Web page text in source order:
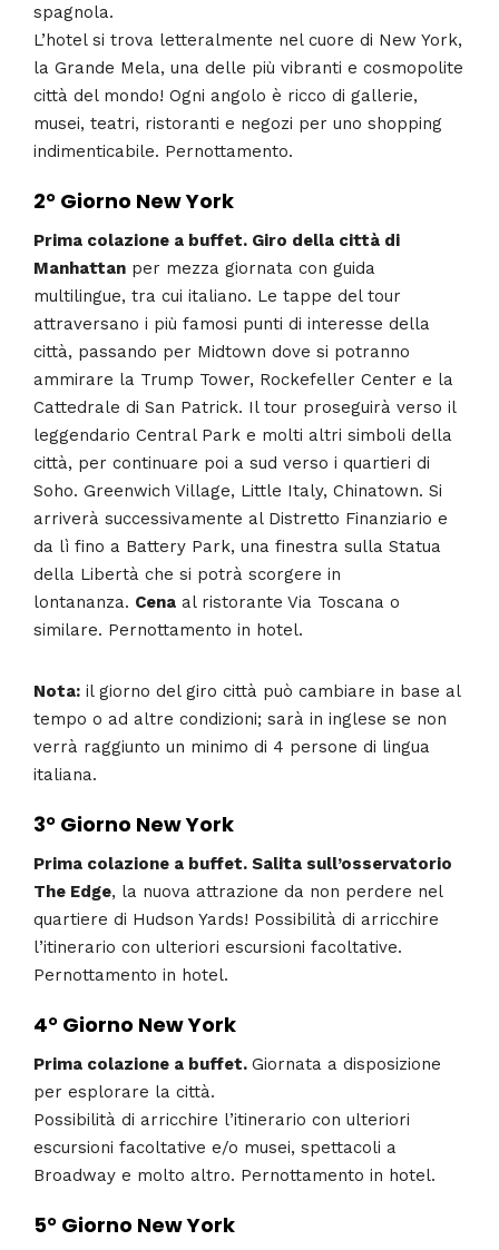
spagnola.
L’hotel si trova letteralmente nel cuore di New York,
la Grande Mela, una delle più vibranti e cosmopolite
città del mondo! Ogni angolo è ricco di gallerie,
musei, teatri, ristoranti e negozi per uno shopping
indimenticabile. Pernottamento.
2° Giorno New York
Prima colazione a buffet. Giro della città di
Manhattan per mezza giornata con guida
multilingue, tra cui italiano. Le tappe del tour
attraversano i più famosi punti di interesse della
città, passando per Midtown dove si potranno
ammirare la Trump Tower, Rockefeller Center e la
Cattedrale di San Patrick. Il tour proseguirà verso il
leggendario Central Park e molti altri simboli della
città, per continuare poi a sud verso i quartieri di
Soho. Greenwich Village, Little Italy, Chinatown. Si
arriverà successivamente al Distretto Finanziario e
da lì fino a Battery Park, una finestra sulla Statua
della Libertà che si potrà scorgere in
lontananza. Cena al ristorante Via Toscana o
similare. Pernottamento in hotel.
Nota: il giorno del giro città può cambiare in base al
tempo o ad altre condizioni; sarà in inglese se non
verrà raggiunto un minimo di 4 persone di lingua
italiana.
3° Giorno New York
Prima colazione a buffet. Salita sull’osservatorio
The Edge, la nuova attrazione da non perdere nel
quartiere di Hudson Yards! Possibilità di arricchire
l’itinerario con ulteriori escursioni facoltative.
Pernottamento in hotel.
4° Giorno New York
Prima colazione a buffet. Giornata a disposizione
per esplorare la città.
Possibilità di arricchire l’itinerario con ulteriori
escursioni facoltative e/o musei, spettacoli a
Broadway e molto altro. Pernottamento in hotel.
5° Giorno New York